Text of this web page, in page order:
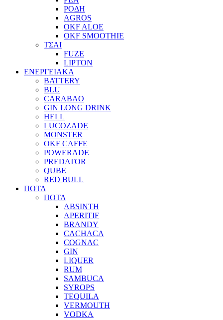
ΡΟΔΗ
AGROS
OKF ALOE
OKF SMOOTHIE
ΤΣΑΙ
FUZE
LIPTON
ΕΝΕΡΓΕΙΑΚΑ
BATTERY
BLU
CARABAO
GIN LONG DRINK
HELL
LUCOZADE
MONSTER
OKF CAFFE
POWERADE
PREDATOR
QUBE
RED BULL
ΠΟΤΑ
ΠΟΤΑ
ABSINTH
APERITIF
BRANDY
CACHACA
COGNAC
GIN
LIQUER
RUM
SAMBUCA
SYROPS
TEQUILA
VERMOUTH
VODKA